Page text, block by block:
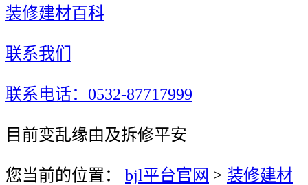
装修建材百科
联系我们
联系电话：0532-87717999
目前变乱缘由及拆修平安
您当前的位置： bjl平台官网 > 装修建材